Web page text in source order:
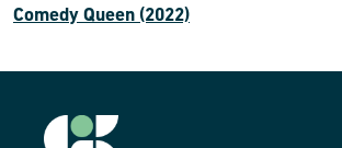
Comedy Queen (2022)